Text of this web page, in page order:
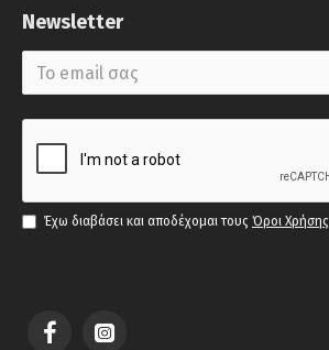
Newsletter
Έχω διαβάσει και αποδέχομαι τους Όροι Χρήσης